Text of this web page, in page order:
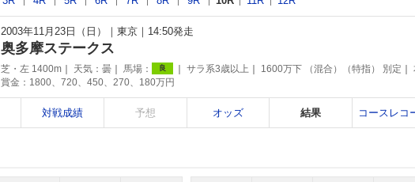
2003年11月23日（日） 東京 14:50発走
奥多摩ステークス
芝・左 1400m 天気： 曇 馬場： 良 サラ系3歳以上 1600万下 （混合）（特指） 別定
賞金：1800、720、450、270、180万円
対戦成績 予想 オッズ 結果 コースレコ